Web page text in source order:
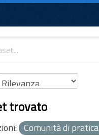
trovato
Comunità di pratica